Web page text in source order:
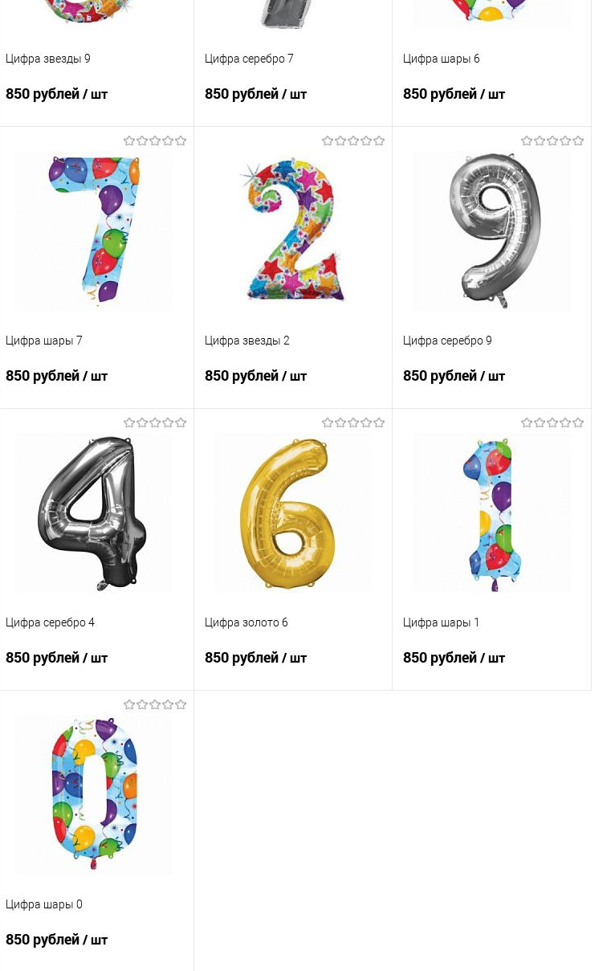
Цифра звезды 9
850 рублей/ шт
В корзину
Сравнение
Под заказ
Цифра серебро 7
850 рублей/ шт
В корзину
Купить в 1 клик
Сравнение
Под заказ
Цифра шары 6
850 рублей/ шт
В корзину
Купить в 1 клик
Сравнение
В избранное
Под заказ
Цифра шары 7
850 рублей/ шт
В корзину
Купить в 1 клик
Сравнение
В избранное
Под заказ
Цифра звезды 2
850 рублей/ шт
В корзину
Купить в 1 клик
В избранное
Под заказ
Цифра серебро 9
850 рублей/ шт
В корзину
Купить в 1 клик
Цифра серебро 4
850 рублей/ шт
В корзину
Купить в 1 клик
Сравнение
В избранное
Под заказ
Цифра золото 6
850 рублей/ шт
Цифра шары 1
850 рублей/ шт
Цифра шары 0
850 рублей/ шт